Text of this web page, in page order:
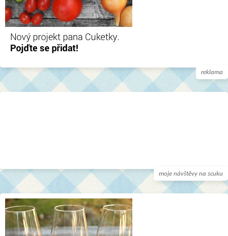
reklama
moje návštěvy na scuku